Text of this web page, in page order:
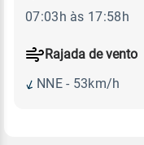
Rajada de vento
NNE - 53km/h
07:03h às 17:58h